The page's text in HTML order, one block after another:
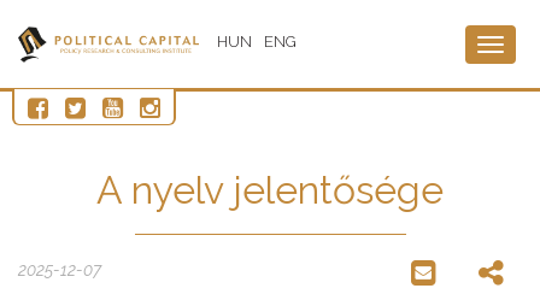
HUN ENG
A nyelv jelentősége
2025-12-07